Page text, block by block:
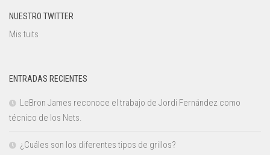
NUESTRO TWITTER
Mis tuits
ENTRADAS RECIENTES
LeBron James reconoce el trabajo de Jordi Fernández como
técnico de los Nets.
¿Cuáles son los diferentes tipos de grillos?